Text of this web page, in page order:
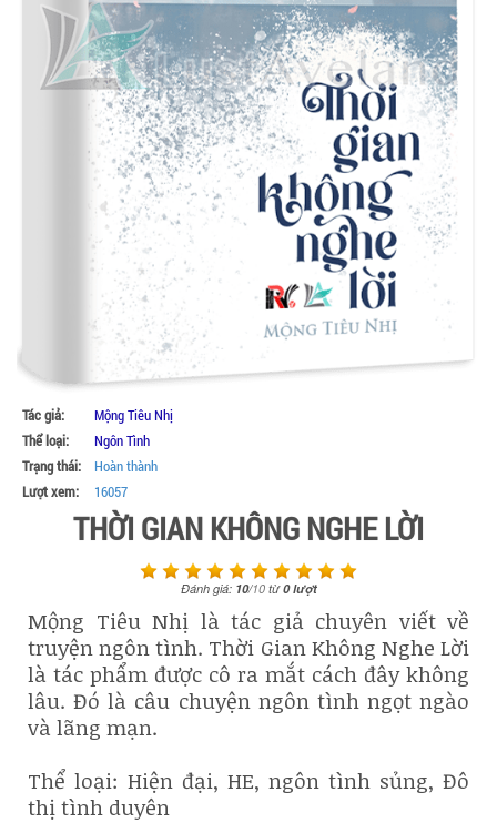
Tác giả:
Mộng Tiêu Nhị
Thể loại:
Ngôn Tình
Trạng thái:
Hoàn thành
Lượt xem:
16057
THỜI GIAN KHÔNG NGHE LỜI
Đánh giá: 10/10từ0lượt
Mộng Tiêu Nhị là tác giả chuyên viết về
truyện ngôn tình. Thời Gian Không Nghe Lời
là tác phẩm được cô ra mắt cách đây không
lâu. Đó là câu chuyện ngôn tình ngọt ngào
và lãng mạn.
Thể loại: Hiện đại, HE, ngôn tình sủng, Đô
thị tình duyên